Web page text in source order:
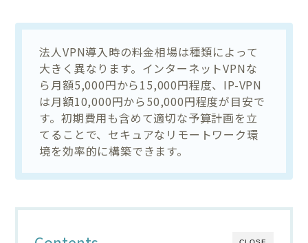
法人VPN導入時の料金相場は種類によって
大きく異なります。インターネットVPNな
ら月額5,000円から15,000円程度、IP-VPN
は月額10,000円から50,000円程度が目安で
す。初期費用も含めて適切な予算計画を立
てることで、セキュアなリモートワーク環
境を効率的に構築できます。